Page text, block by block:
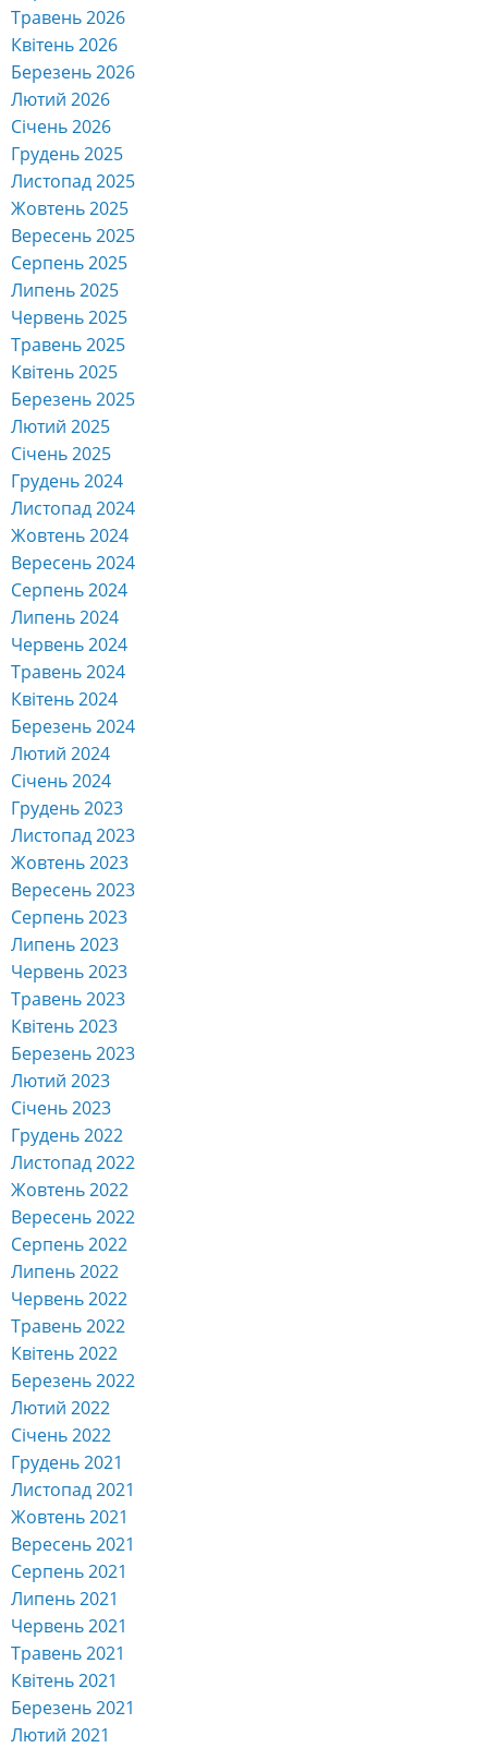
Травень 2026
Квітень 2026
Березень 2026
Лютий 2026
Січень 2026
Грудень 2025
Листопад 2025
Жовтень 2025
Вересень 2025
Серпень 2025
Липень 2025
Червень 2025
Травень 2025
Квітень 2025
Березень 2025
Лютий 2025
Січень 2025
Грудень 2024
Листопад 2024
Жовтень 2024
Вересень 2024
Серпень 2024
Липень 2024
Червень 2024
Травень 2024
Квітень 2024
Березень 2024
Лютий 2024
Січень 2024
Грудень 2023
Листопад 2023
Жовтень 2023
Вересень 2023
Серпень 2023
Липень 2023
Червень 2023
Травень 2023
Квітень 2023
Березень 2023
Лютий 2023
Січень 2023
Грудень 2022
Листопад 2022
Жовтень 2022
Вересень 2022
Серпень 2022
Липень 2022
Червень 2022
Травень 2022
Квітень 2022
Березень 2022
Лютий 2022
Січень 2022
Грудень 2021
Листопад 2021
Жовтень 2021
Вересень 2021
Серпень 2021
Липень 2021
Червень 2021
Травень 2021
Квітень 2021
Березень 2021
Лютий 2021